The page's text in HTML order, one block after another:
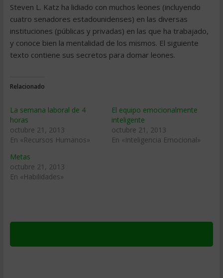
Steven L. Katz ha lidiado con muchos leones (incluyendo
cuatro senadores estadounidenses) en las diversas
instituciones (públicas y privadas) en las que ha trabajado,
y conoce bien la mentalidad de los mismos. El siguiente
texto contiene sus secretos para domar leones.
Relacionado
La semana laboral de 4
horas
octubre 21, 2013
En «Recursos Humanos»
El equipo emocionalmente
inteligente
octubre 21, 2013
En «Inteligencia Emocional»
Metas
octubre 21, 2013
En «Habilidades»